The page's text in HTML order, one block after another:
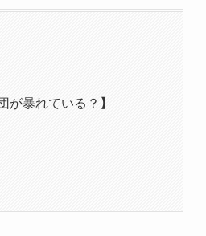
が暴れている？】